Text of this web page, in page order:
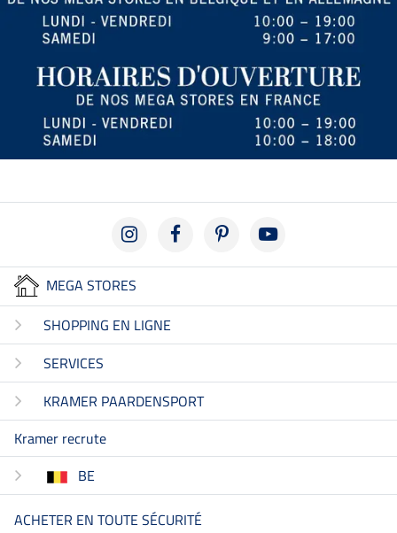
MEGA STORES
SHOPPING EN LIGNE
SERVICES
KRAMER PAARDENSPORT
Kramer recrute
BE
ACHETER EN TOUTE SÉCURITÉ